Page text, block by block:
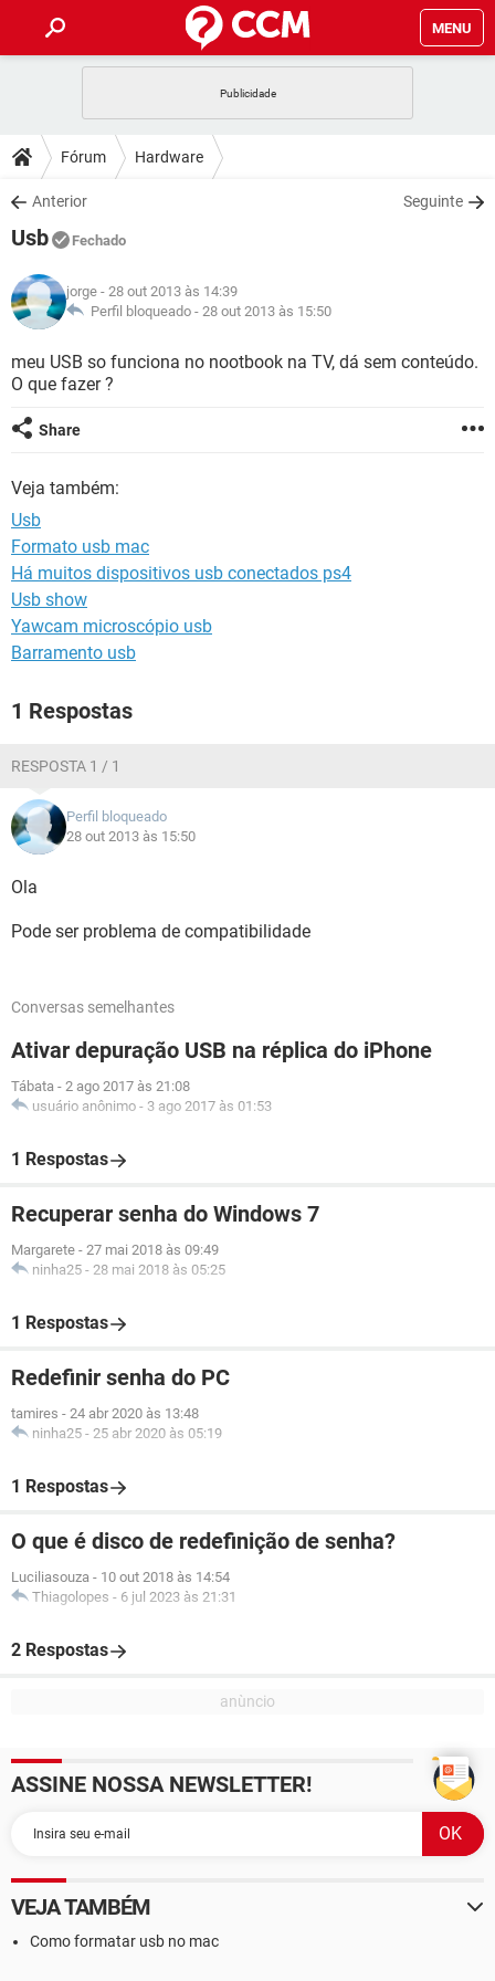
MENU
CELULAR
OUTLOOK
INSTAGRAM
GUIA DE COMPRAS
DICAS
JOGOS
INSTAGRAM
GUIA DE COMPRAS
DOWNLOADS
JOGOS
CELULAR
OUTLOOK EXCEL
INSTAGRAM GMAIL
GUIA DE COMPRAS
FÓRUM
JOGOS
CELULAR
OUTLOOK EXCEL
GLOSSÁRIO
JOGOS WHATSAPP
CELULAR
OUTLOOK
GUIA DE COMPRAS
Fórum Hardware
Anterior Seguinte
Usb Fechado
jorge - 28 out 2013 às 14:39
Perfil bloqueado - 28 out 2013 às 15:50
meu USB so funciona no nootbook na TV, dá sem conteúdo.
O que fazer ?
Share
Veja também:
Usb
Formato usb mac
Há muitos dispositivos usb conectados ps4
Usb show
Yawcam microscópio usb
Barramento usb
1 Respostas
RESPOSTA 1 / 1
Perfil bloqueado
28 out 2013 às 15:50
Ola
Pode ser problema de compatibilidade
Conversas semelhantes
Ativar depuração USB na réplica do iPhone
Tábata - 2 ago 2017 às 21:08
usuário anônimo - 3 ago 2017 às 01:53
1 Respostas
Recuperar senha do Windows 7
Margarete - 27 mai 2018 às 09:49
ninha25 - 28 mai 2018 às 05:25
1 Respostas
Redefinir senha do PC
tamires - 24 abr 2020 às 13:48
ninha25 - 25 abr 2020 às 05:19
1 Respostas
O que é disco de redefinição de senha?
Luciliasouza - 10 out 2018 às 14:54
Thiagolopes - 6 jul 2023 às 21:31
2 Respostas
ASSINE NOSSA NEWSLETTER!
VEJA TAMBÉM
Como formatar usb no mac